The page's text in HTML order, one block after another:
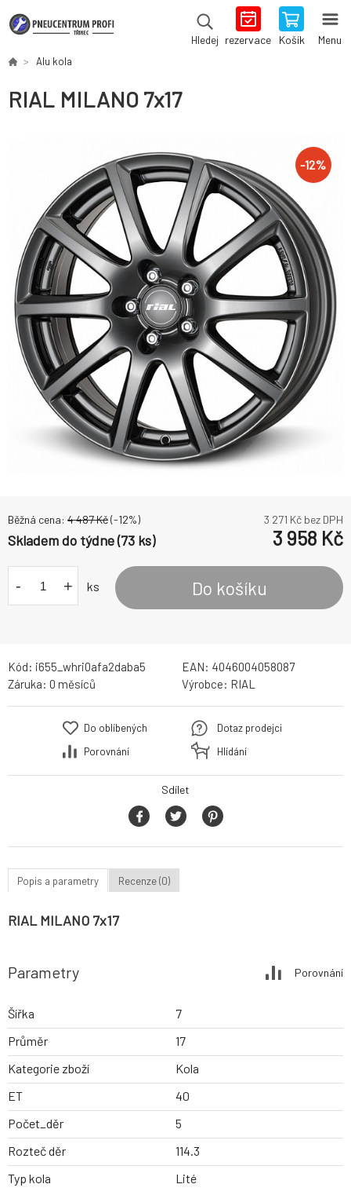
Hledej rezervace Košík Menu
Alu kola
RIAL MILANO 7x17
-12%
Běžná cena: 4 487Kč(-12%) 3 271 Kč bez DPH
Skladem do týdne (73 ks) 3 958 Kč
- + ks Do košíku
Kód: i655_whri0afa2daba5 EAN: 4046004058087
Záruka: 0 měsíců Výrobce: RIAL
Do oblíbených
Porovnání
Dotaz prodejci
Hlídání
Sdílet
Popis a parametry Recenze (0)
RIAL MILANO 7x17
Parametry Porovnání
Šířka
7
Průměr
17
Kategorie zboží
Kola
ET
40
Počet_děr
5
Rozteč děr
114.3
Typ kola
Lité